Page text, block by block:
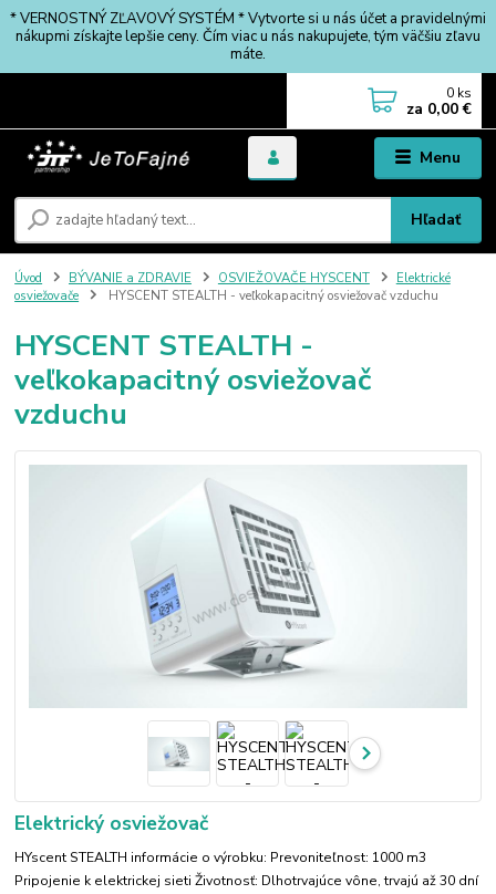
* VERNOSTNÝ ZĽAVOVÝ SYSTÉM * Vytvorte si u nás účet a pravidelnými
nákupmi získajte lepšie ceny. Čím viac u nás nakupujete, tým väčšiu zľavu
máte.
Menu
Hľadať
0 ks
za 0,00 €
Úvod BÝVANIE a ZDRAVIE OSVIEŽOVAČE HYSCENT
Elektrické
osviežovače
HYSCENT STEALTH - veľkokapacitný osviežovač vzduchu
HYSCENT STEALTH -
veľkokapacitný osviežovač
vzduchu
Elektrický osviežovač
HYscent STEALTH informácie o výrobku: Prevoniteľnost: 1000 m3
Pripojenie k elektrickej sieti Životnosť: Dlhotrvajúce vône, trvajú až 30 dní